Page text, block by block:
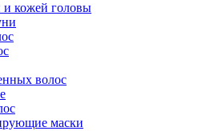
и кожей головы
волос
маски